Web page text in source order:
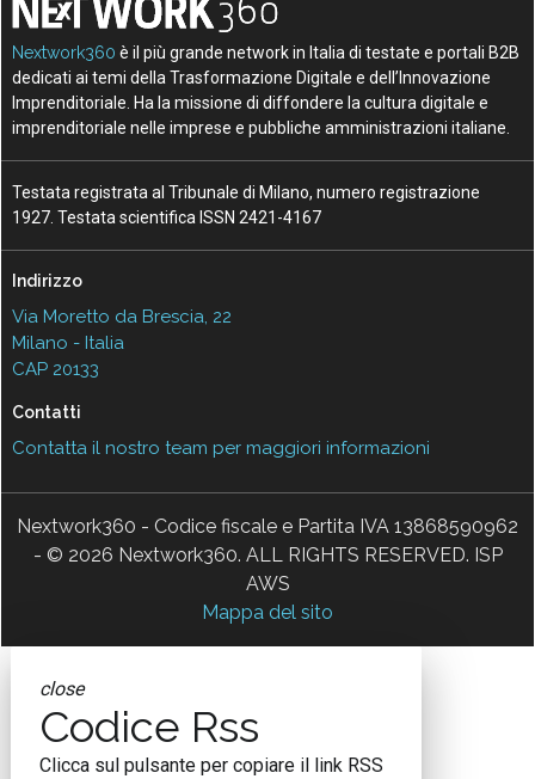
Nextwork360 è il più grande network in Italia di testate e portali B2B
dedicati ai temi della Trasformazione Digitale e dell’Innovazione
Imprenditoriale. Ha la missione di diffondere la cultura digitale e
imprenditoriale nelle imprese e pubbliche amministrazioni italiane.
Testata registrata al Tribunale di Milano, numero registrazione
1927. Testata scientifica ISSN 2421-4167
Indirizzo
Via Moretto da Brescia, 22
Milano - Italia
CAP 20133
Contatti
Contatta il nostro team per maggiori informazioni
Nextwork360 - Codice fiscale e Partita IVA 13868590962
- © 2026 Nextwork360. ALL RIGHTS RESERVED. ISP
AWS
Mappa del sito
close
Codice Rss
Clicca sul pulsante per copiare il link RSS